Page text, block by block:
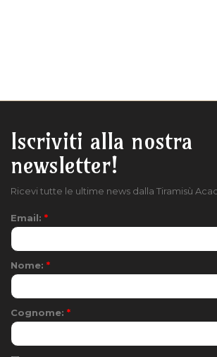
Iscriviti alla nostra
newsletter!
Ricevi tutte le ultime news dalla Tiramisù
Email: *
Nome: *
Cognome: *